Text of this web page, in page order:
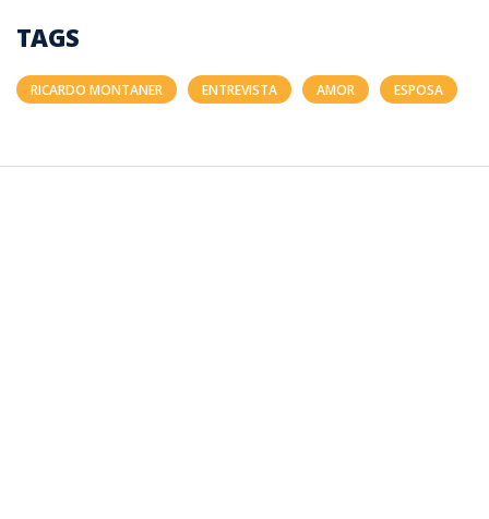
TAGS
RICARDO MONTANER ENTREVISTA AMOR ESPOSA